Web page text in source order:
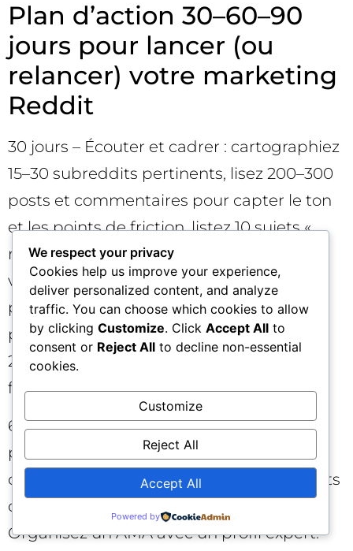
Plan d’action 30–60–90
jours pour lancer (ou
relancer) votre marketing
Reddit
30 jours – Écouter et cadrer : cartographiez
15–30 subreddits pertinents, lisez 200–300
posts et commentaires pour capter le ton
et les points de friction, listez 10 sujets «
manque du marché » où vous pouvez
vraiment aider. Définissez la charte de
prise de parole et alignez les parties
prenantes (CM, produit, support). Lancez
20–30 contributions en commentaires à
forte valeur. 🧭
60 jours – Publier et itérer : sortez 3 à 5
posts long-form ultra utiles (guides, REX,
comparatifs nuancés) dans des subreddits
distincts, chacun écrit sur-mesure.
Organisez un AMA avec un profil expert.
We respect your privacy
Cookies help us improve your experience,
deliver personalized content, and analyze
traffic. You can choose which cookies to allow
by clicking Customize. Click Accept All to
consent or Reject All to decline non-essential
cookies.
Customize
Reject All
Accept All
Powered by